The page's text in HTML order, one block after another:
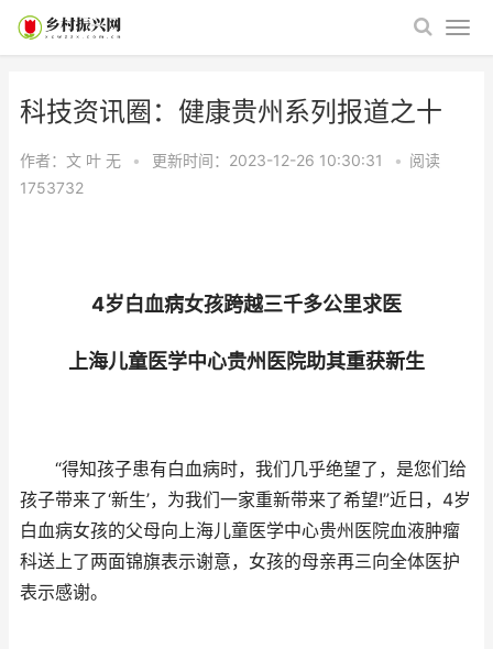
科技资讯圈：健康贵州系列报道之十
作者：文 叶 无 • 更新时间：2023-12-26 10:30:31 • 阅读
1753732
4岁白血病女孩跨越三千多公里求医
上海儿童医学中心贵州医院助其重获新生
“得知孩子患有白血病时，我们几乎绝望了，是您们给
孩子带来了‘新生’，为我们一家重新带来了希望!”近日，4岁
白血病女孩的父母向上海儿童医学中心贵州医院血液肿瘤
科送上了两面锦旗表示谢意，女孩的母亲再三向全体医护
表示感谢。